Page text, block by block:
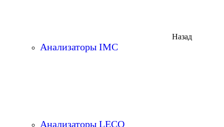
Назад
Анализаторы IMC
Анализаторы LECO